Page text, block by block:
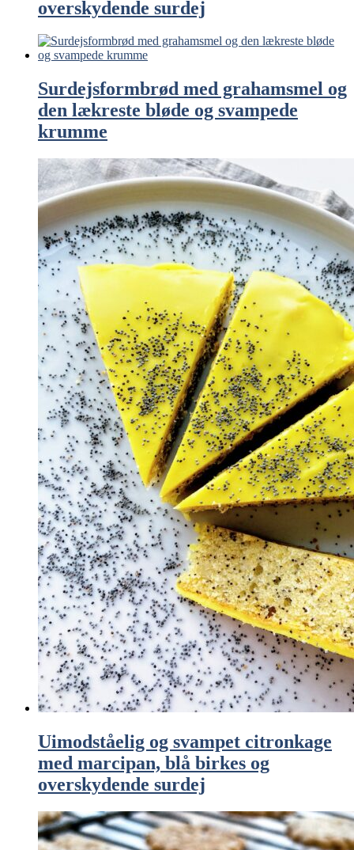
overskydende surdej
Surdejsformbrød med grahamsmel og
den lækreste bløde og svampede
krumme
Uimodståelig og svampet citronkage
med marcipan, blå birkes og
overskydende surdej